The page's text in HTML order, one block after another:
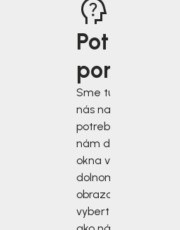
Potrebujete
poradiť?
Sme tu pre vás, keď
nás najviac
potrebujete. Napíšte
nám do chatového
okna v pravom
dolnom rohu
obrazovky alebo si
vyberte iný spôsob,